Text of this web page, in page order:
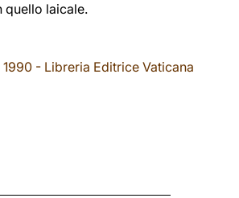
quello laicale.
- Libreria Editrice Vaticana